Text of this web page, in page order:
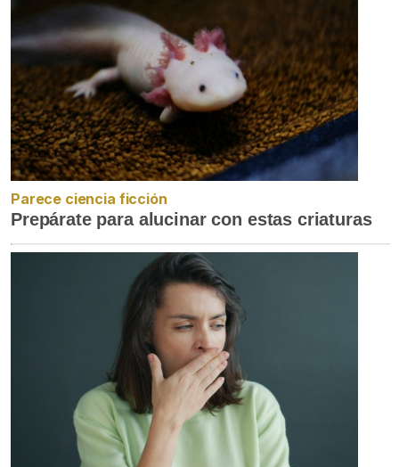
Parece ciencia ficción
Prepárate para alucinar con estas criaturas